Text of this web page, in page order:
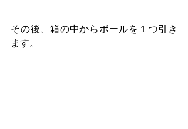
その後、箱の中からボールを１つ引き
ます。